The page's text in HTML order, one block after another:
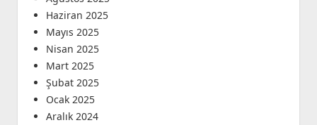
Haziran 2025
Mayıs 2025
Nisan 2025
Mart 2025
Şubat 2025
Ocak 2025
Aralık 2024